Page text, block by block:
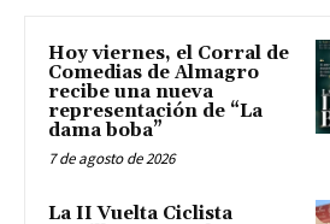
Hoy viernes, el Corral de
Comedias de Almagro
recibe una nueva
representación de “La
dama boba”
7 de agosto de 2026
La II Vuelta Ciclista